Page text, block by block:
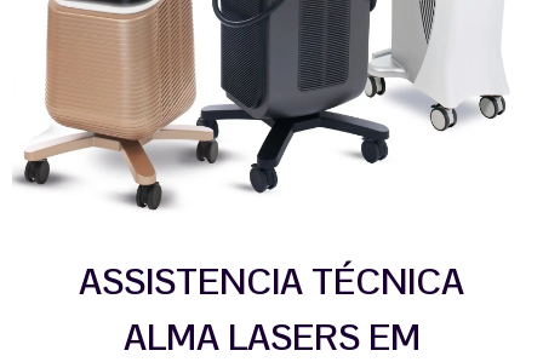
ASSISTENCIA TÉCNICA
ALMA LASERS EM